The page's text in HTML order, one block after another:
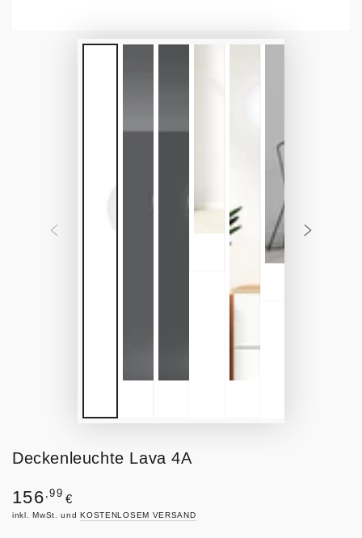
Deckenleuchte Lava 4A
Regulärer
Preis
156 ,99 €
inkl. MwSt. undKOSTENLOSEM VERSAND